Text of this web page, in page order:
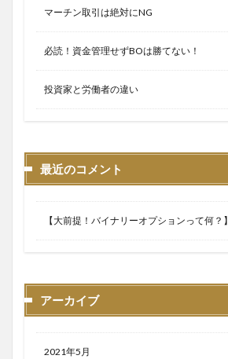
マーチン取引は絶対にNG
必読！資金管理せずBOは勝てない！
投資家と労働者の違い
最近のコメント
【大前提！バイナリーオプションって何？】
アーカイブ
2021年5月